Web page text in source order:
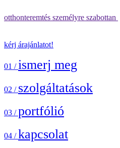
otthonteremtés személyre szabottan
kérj árajánlatot!
01 /ismerj meg
02 / szolgáltatások
03 /portfólió
04 /kapcsolat